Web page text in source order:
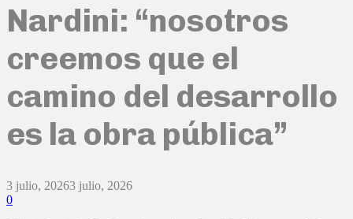
Nardini: “nosotros
creemos que el
camino del desarrollo
es la obra pública”
3 julio, 20263 julio, 2026
0